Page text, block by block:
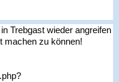
Trebgast wieder angreifen
machen zu können!